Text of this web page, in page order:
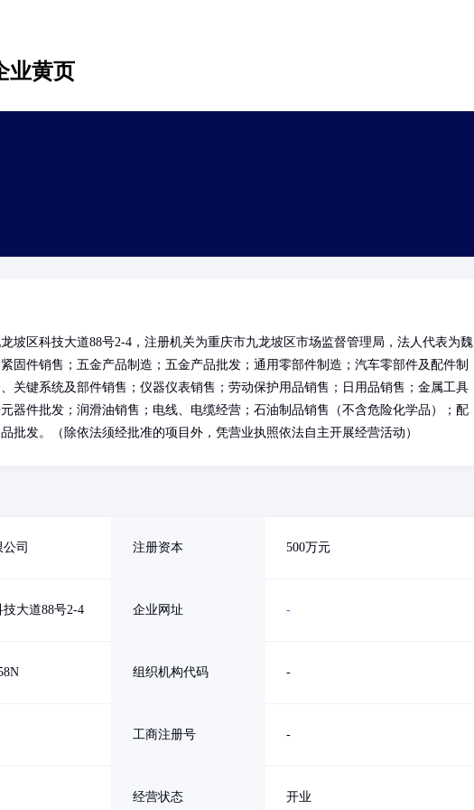
业黄页
坡区科技大道88号2-4，注册机关为重庆市九龙坡区市场监督管理局，法人代表为魏
固件销售；五金产品制造；五金产品批发；通用零部件制造；汽车零部件及配件制
关键系统及部件销售；仪器仪表销售；劳动保护用品销售；日用品销售；金属工具
器件批发；润滑油销售；电线、电缆经营；石油制品销售（不含危险化学品）；配
批发。（除依法须经批准的项目外，凭营业执照依法自主开展经营活动）
司 注册资本 500万元
大道88号2-4 企业网址 -
组织机构代码 -
工商注册号 -
经营状态 开业